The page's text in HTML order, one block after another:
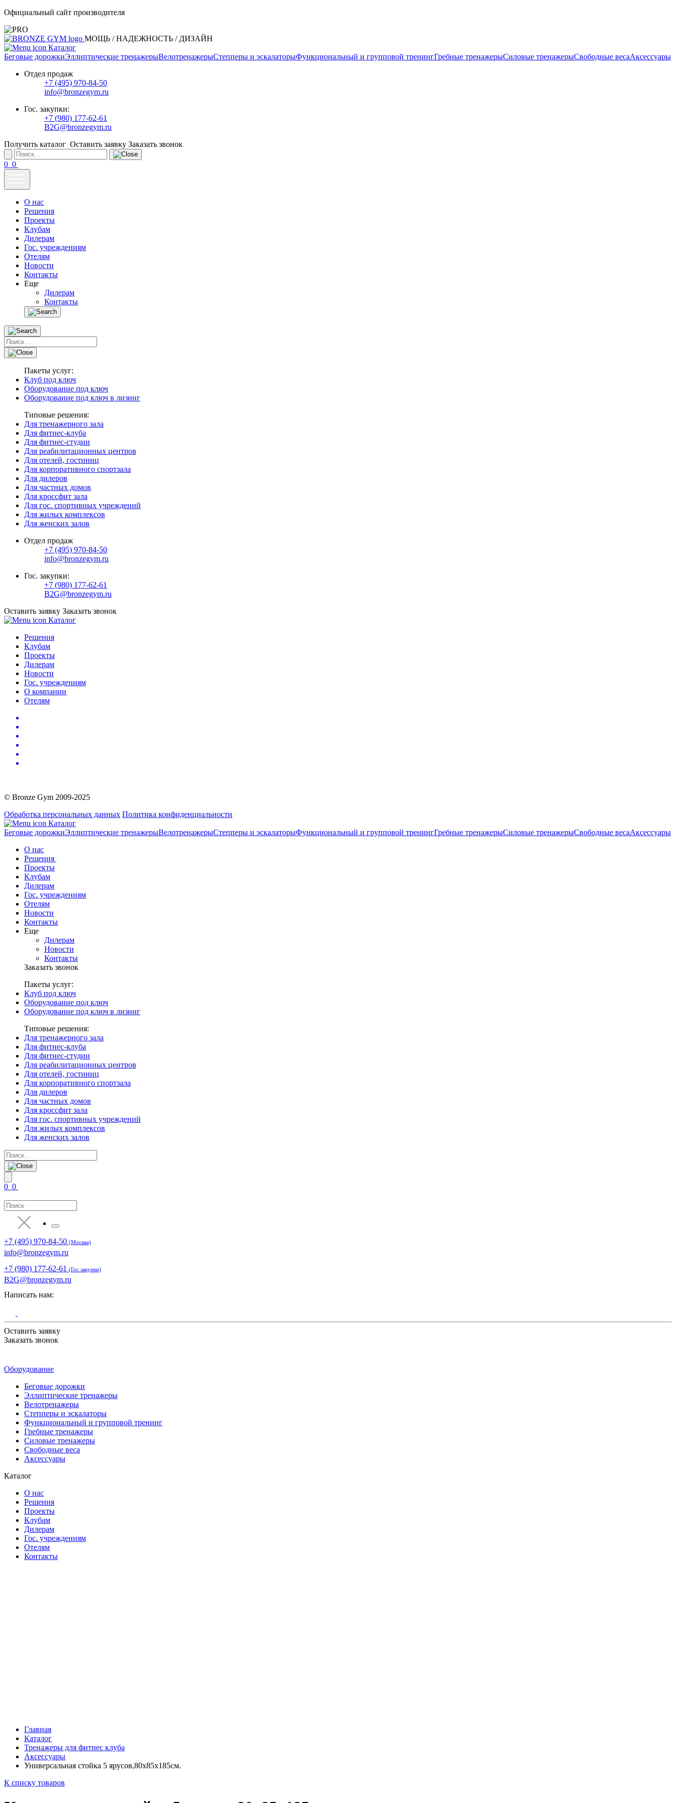
Официальный сайт производителя
МОЩЬ / НАДЕЖНОСТЬ / ДИЗАЙН
Каталог
Беговые дорожкиЭллиптические тренажерыВелотренажерыСтепперы и эскалаторыФункциональный и групповой тренингГребные тренажерыСиловые тренажерыСвободные весаАксессуары
Отдел продаж
+7 (495) 970-84-50
info@bronzegym.ru
Гос. закупки:
+7 (980) 177-62-61
B2G@bronzegym.ru
Получить каталог Оставить заявку Заказать звонок
0 0
О нас
Решения
Проекты
Клубам
Дилерам
Гос. учреждениям
Отелям
Новости
Контакты
Еще
Дилерам
Контакты
Пакеты услуг:
Клуб под ключ
Оборудование под ключ
Оборудование под ключ в лизинг
Типовые решения:
Для тренажерного зала
Для фитнес-клуба
Для фитнес-студии
Для реабилитационных центров
Для отелей, гостиниц
Для корпоративного спортзала
Для дилеров
Для частных домов
Для кроссфит зала
Для гос. спортивных учреждений
Для жилых комплексов
Для женских залов
Отдел продаж
+7 (495) 970-84-50
info@bronzegym.ru
Гос. закупки:
+7 (980) 177-62-61
B2G@bronzegym.ru
Оставить заявку Заказать звонок
Каталог
Решения
Клубам
Проекты
Дилерам
Новости
Гос. учреждениям
О компании
Отелям
© Bronze Gym 2009-2025
Обработка персональных данных Политика конфиденциальности
Каталог
Беговые дорожкиЭллиптические тренажерыВелотренажерыСтепперы и эскалаторыФункциональный и групповой тренингГребные тренажерыСиловые тренажерыСвободные весаАксессуары
О нас
Решения
Проекты
Клубам
Дилерам
Гос. учреждениям
Отелям
Новости
Контакты
Еще
Дилерам
Новости
Контакты
Заказать звонок
Пакеты услуг:
Клуб под ключ
Оборудование под ключ
Оборудование под ключ в лизинг
Типовые решения:
Для тренажерного зала
Для фитнес-клуба
Для фитнес-студии
Для реабилитационных центров
Для отелей, гостиниц
Для корпоративного спортзала
Для дилеров
Для частных домов
Для кроссфит зала
Для гос. спортивных учреждений
Для жилых комплексов
Для женских залов
0 0
+7 (495) 970-84-50 (Москва)
info@bronzegym.ru
+7 (980) 177-62-61 (Гос закупки)
B2G@bronzegym.ru
Написать нам:
Оставить заявку
Заказать звонок
Оборудование
Беговые дорожки
Эллиптические тренажеры
Велотренажеры
Степперы и эскалаторы
Функциональный и групповой тренинг
Гребные тренажеры
Силовые тренажеры
Свободные веса
Аксессуары
Каталог
О нас
Решения
Проекты
Клубам
Дилерам
Гос. учреждениям
Отелям
Контакты
Главная
Каталог
Тренажеры для фитнес клуба
Аксессуары
Универсальная стойка 5 ярусов,80х85х185см.
К списку товаров